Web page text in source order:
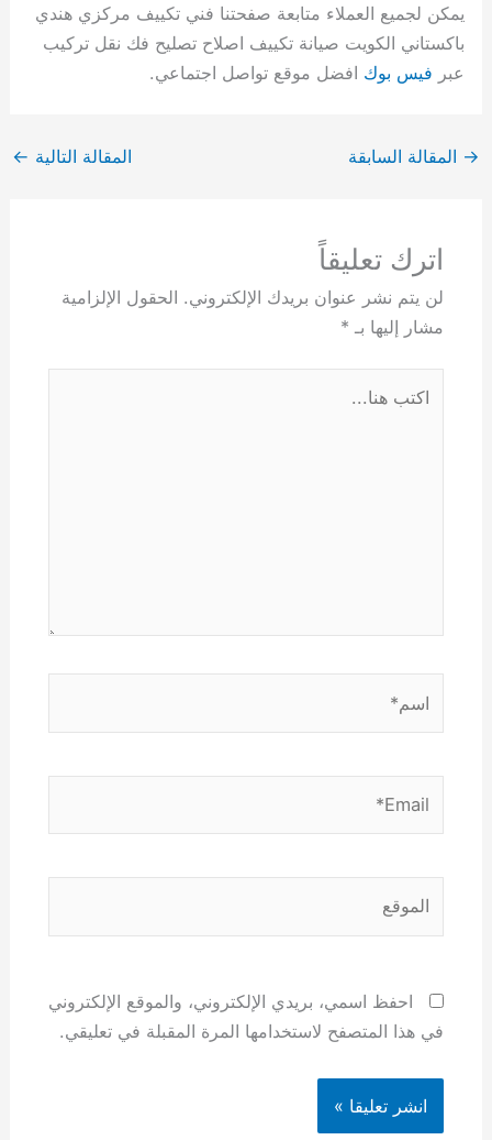
يمكن لجميع العملاء متابعة صفحتنا فني تكييف مركزي هندي
باكستاني الكويت صيانة تكييف اصلاح تصليح فك نقل تركيب
عبر فيس بوك افضل موقع تواصل اجتماعي.
→ المقالة السابقة المقالة التالية ←
اترك تعليقاً
لن يتم نشر عنوان بريدك الإلكتروني. الحقول الإلزامية
مشار إليها بـ *
احفظ اسمي، بريدي الإلكتروني، والموقع الإلكتروني
في هذا المتصفح لاستخدامها المرة المقبلة في تعليقي.